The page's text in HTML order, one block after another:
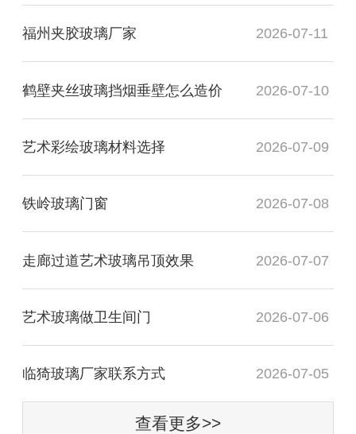
福州夹胶玻璃厂家 2026-07-11
鹤壁夹丝玻璃挡烟垂壁怎么造价 2026-07-10
艺术彩绘玻璃材料选择 2026-07-09
铁岭玻璃门窗 2026-07-08
走廊过道艺术玻璃吊顶效果 2026-07-07
艺术玻璃做卫生间门 2026-07-06
临猗玻璃厂家联系方式 2026-07-05
查看更多>>